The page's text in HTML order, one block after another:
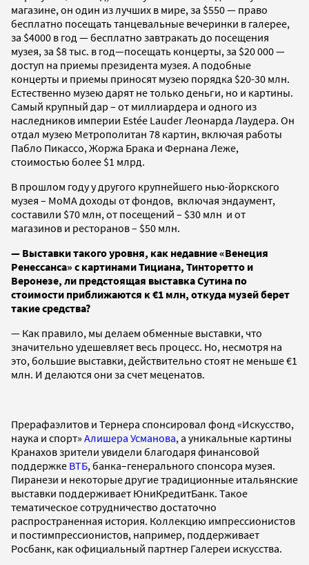
магазине, он один из лучших в мире, за $550 — право
бесплатно посещать танцевальные вечеринки в галерее,
за $4000 в год — бесплатно завтракать до посещения
музея, за $8 тыс. в год—посещать концерты, за $20 000 —
доступ на приемы президента музея. А подобные
концерты и приемы приносят музею порядка $20-30 млн.
Естественно музею дарят не только деньги, но и картины.
Самый крупный дар – от миллиардера и одного из
наследников империи Estée Lauder Леонарда Лаудера. Он
отдал музею Метрополитан 78 картин, включая работы
Пабло Пикассо, Жоржа Брака и Фернана Леже,
стоимостью более $1 млрд.
В прошлом году у другого крупнейшего нью-йоркского
музея – МоМА доходы от фондов, включая эндаумент,
составили $70 млн, от посещений – $30 млн и от
магазинов и ресторанов – $50 млн.
— Выставки такого уровня, как недавние «Венеция
Ренессанса» с картинами Тициана, Тинторетто и
Веронезе, ли предстоящая выставка Сутина по
стоимости приближаются к €1 млн, откуда музей берет
такие средства?
— Как правило, мы делаем обменные выставки, что
значительно удешевляет весь процесс. Но, несмотря на
это, большие выставки, действительно стоят не меньше €1
млн. И делаются они за счет меценатов.
Прерафаэлитов и Тернера спонсировал фонд «Искусство,
наука и спорт» Алишера Усманова, а уникальные картины
Кранахов зрители увидели благодаря финансовой
поддержке ВТБ, банка–генерального спонсора музея.
Пиранези и некоторые другие традиционные итальянские
выставки поддерживает ЮниКредитБанк. Такое
тематическое сотрудничество достаточно
распространенная история. Коллекцию импрессионистов
и постимпрессионистов, например, поддерживает
Росбанк, как официальный партнер Галереи искусства.